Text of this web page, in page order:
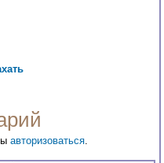
авторизоваться.